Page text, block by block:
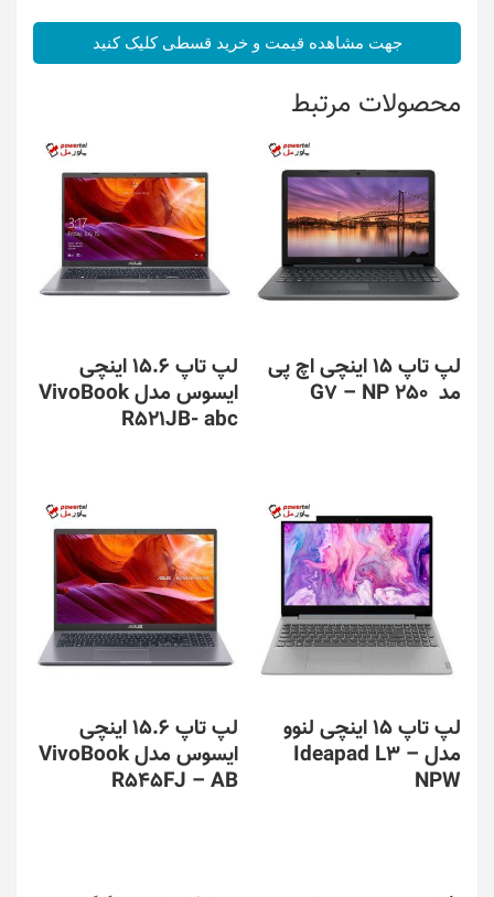
جهت مشاهده قیمت و خرید قسطی کلیک کنید
محصولات مرتبط
لپ تاپ 15 اینچی اچ پی
مد 250 G7 – NP
لپ تاپ 15.6 اینچی
ایسوس مدل VivoBook
R521JB- abc
لپ تاپ 15 اینچی لنوو
مدل Ideapad L3 –
NPW
لپ تاپ 15.6 اینچی
ایسوس مدل VivoBook
R545FJ – AB
راهبری